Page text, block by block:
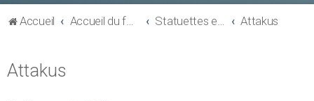
Accueil Accueil du forum Statuettes et résines Attakus
Attakus